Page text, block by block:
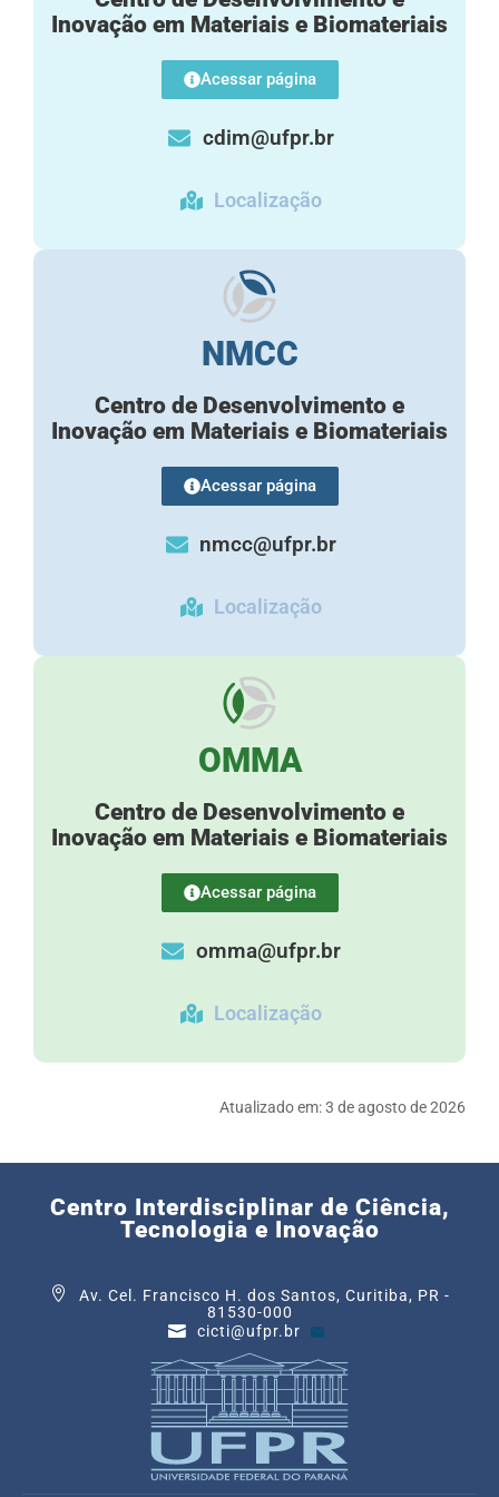
Inovação em Materiais e Biomateriais
Acessar página
cdim@ufpr.br
Localização
NMCC
Centro de Desenvolvimento e
Inovação em Materiais e Biomateriais
Acessar página
nmcc@ufpr.br
Localização
OMMA
Centro de Desenvolvimento e
Inovação em Materiais e Biomateriais
Acessar página
omma@ufpr.br
Localização
Atualizado em:3 de agosto de 2026
Centro Interdisciplinar de Ciência,
Tecnologia e Inovação
Av. Cel. Francisco H. dos Santos, Curitiba, PR -
81530-000
cicti@ufpr.br